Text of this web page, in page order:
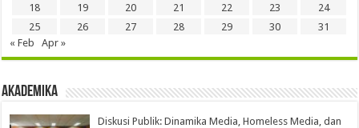
18
19 20 21 22 23
24
25
26 27 28 29 30
31
« Feb
Apr »
Akademika
Diskusi Publik: Dinamika Media, Homeless Media, dan